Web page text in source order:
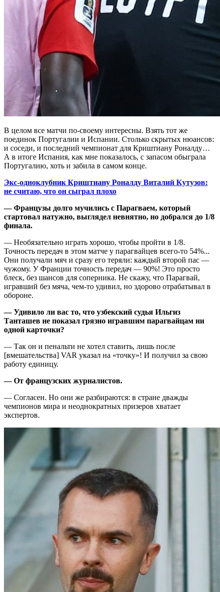
В целом все матчи по-своему интересны. Взять тот же
поединок Португалии и Испании. Столько скрытых нюансов:
и соседи, и последний чемпионат для Криштиану Роналду…
А в итоге Испания, как мне показалось, с запасом обыграла
Португалию, хоть и забила в самом конце.
Экс-одноклубник Криштиану Роналду Виталий Кутузов:
не считаю, что он сыграл плохо
— Французы долго мучились с Парагваем, который
стартовал натужно, выглядел невнятно, но добрался до 1/8
финала.
— Необязательно играть хорошо, чтобы пройти в 1/8.
Точность передач в этом матче у парагвайцев всего-то 54%...
Они получали мяч и сразу его теряли: каждый второй пас —
чужому. У Франции точность передач — 90%! Это просто
блеск, без шансов для соперника. Не скажу, что Парагвай,
игравший без мяча, чем-то удивил, но здорово отрабатывал в
обороне.
— Удивило ли вас то, что узбекский судья Ильгиз
Танташев не показал грязно игравшим парагвайцам ни
одной карточки?
— Так он и пенальти не хотел ставить, лишь после
[вмешательства] VAR указал на «точку»! И получил за свою
работу единицу.
— От французских журналистов.
— Согласен. Но они же разбираются: в стране дважды
чемпионов мира и неоднократных призеров хватает
экспертов.